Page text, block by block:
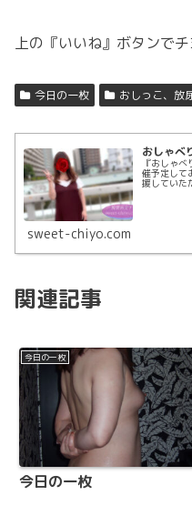
上の『いいね』ボタンで
今日の一枚 おしっこ、放
おしゃべ
『おしゃ
催予定して
援していた
sweet-chiyo.com
関連記事
今日の一枚
今日の一枚